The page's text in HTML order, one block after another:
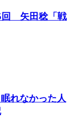
回 矢田稔「戦
れなかった人